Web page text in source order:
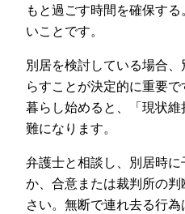
もと過ごす時間を確保す
いことです。
別居を検討している場合
らすことが決定的に重要
暮らし始めると、「現状
難になります。
弁護士と相談し、別居時
か、合意または裁判所の
さい。無断で連れ去る行